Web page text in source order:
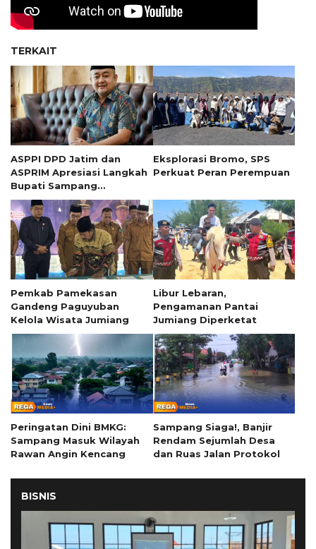
TERKAIT
ASPPI DPD Jatim dan
ASPRIM Apresiasi Langkah
Bupati Sampang
Perhatikan Sektor Wisata
Eksplorasi Bromo, SPS
Perkuat Peran Perempuan
Pemkab Pamekasan
Gandeng Paguyuban
Kelola Wisata Jumiang
Libur Lebaran,
Pengamanan Pantai
Jumiang Diperketat
Peringatan Dini BMKG:
Sampang Masuk Wilayah
Rawan Angin Kencang
Sampang Siaga!, Banjir
Rendam Sejumlah Desa
dan Ruas Jalan Protokol
BISNIS